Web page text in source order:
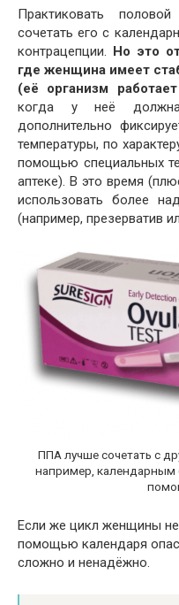
Практиковать
сочетать его с
контрацепции.
Но это
где женщина имеет
(её организм
когда у неё должна
дополнительно
температуры, по
помощью специальных
аптеке). В это время
использовать более
(например, презерватив
ППА лучше сочетать с
например,
Если же цикл женщины
помощью календаря
сложно и ненадёжно.